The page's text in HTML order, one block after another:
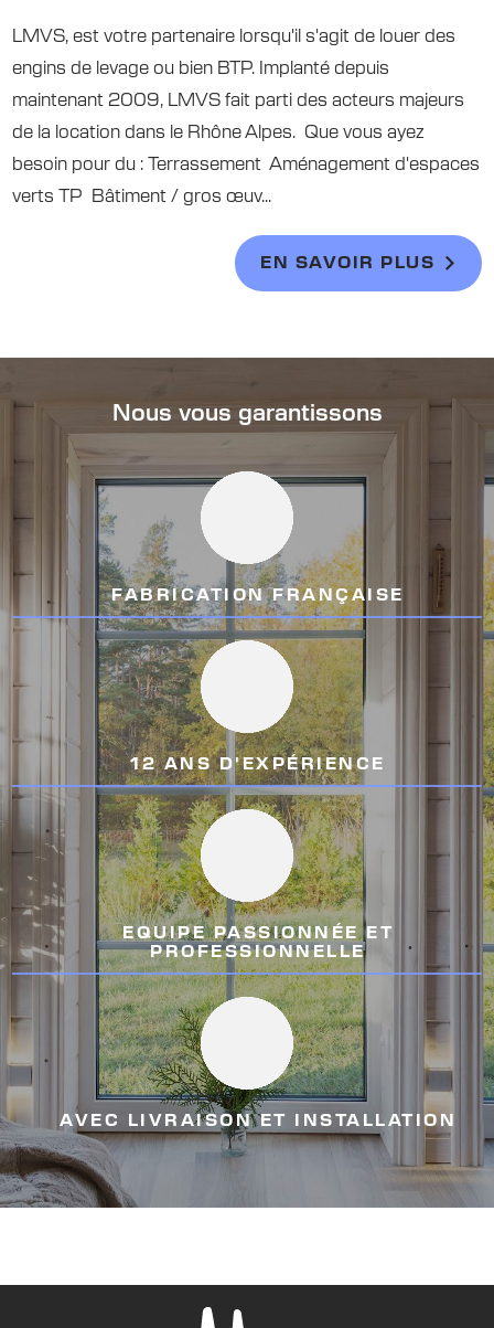
LMVS, est votre partenaire lorsqu'il s'agit de louer des
engins de levage ou bien BTP. Implanté depuis
maintenant 2009, LMVS fait parti des acteurs majeurs
de la location dans le Rhône Alpes. Que vous ayez
besoin pour du : Terrassement Aménagement d'espaces
verts TP Bâtiment / gros œuv...
EN SAVOIR PLUS
Nous vous garantissons
FABRICATION FRANÇAISE
12 ANS D'EXPÉRIENCE
EQUIPE PASSIONNÉE ET
PROFESSIONNELLE
AVEC LIVRAISON ET INSTALLATION